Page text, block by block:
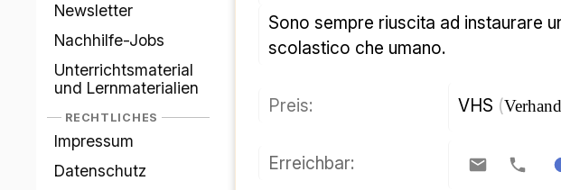
Newsletter
Nachhilfe-Jobs
Unterrichtsmaterial
und Lernmaterialien
RECHTLICHES
Impressum
Datenschutz
Sono sempre riuscita ad instaurare un buon rapporto con i miei alunni, ottenendo ottimi risultati sia sul piano
scolastico che umano.
Preis: VHS (
Erreichbar: